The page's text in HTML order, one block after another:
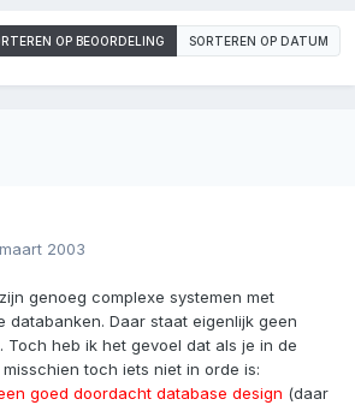
OP BEOORDELING SORTEREN OP DATUM
2003
genoeg complexe systemen met
databanken. Daar staat eigenlijk geen
Toch heb ik het gevoel dat als je in de
toch iets niet in orde is:
goed doordacht database design (daar